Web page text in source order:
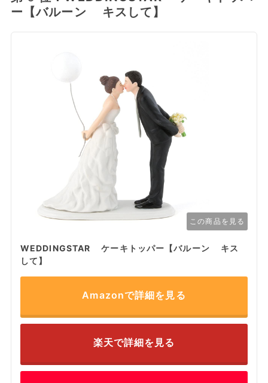
ー【バルーン キスして】
この商品を見る
WEDDINGSTAR ケーキトッパー【バルーン キス
して】
Amazonで詳細を見る
楽天で詳細を見る